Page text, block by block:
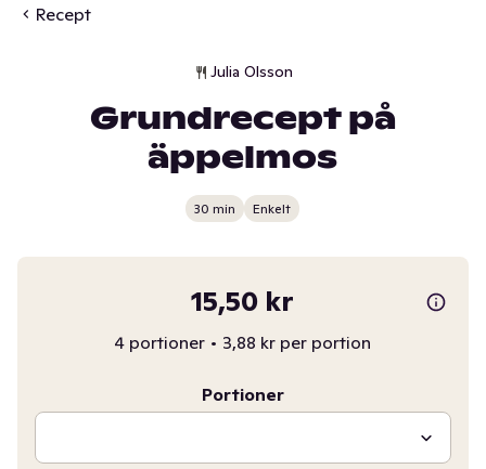
Recept
Julia Olsson
Grundrecept på
äppelmos
30 min Enkelt
15,50 kr
4 portioner • 3,88 kr per portion
Portioner